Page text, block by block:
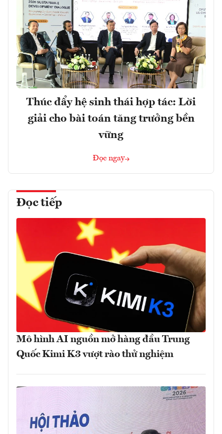
Thúc đẩy hệ sinh thái hợp tác: Lời
giải cho bài toán tăng trưởng bền
vững
Đọc ngay
Đọc tiếp
Mô hình AI nguồn mở hàng đầu Trung
Quốc Kimi K3 vượt rào thử nghiệm